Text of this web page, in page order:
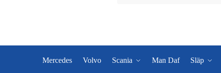
Mercedes Volvo Scania Man Daf Släp